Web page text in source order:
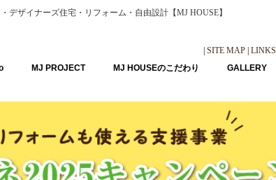
ザイナーズ住宅・リフォーム・自由設計【MJ HOUSE】
SITE MAP| LINKS
MJ PROJECT MJ HOUSEのこだわり GALLERY